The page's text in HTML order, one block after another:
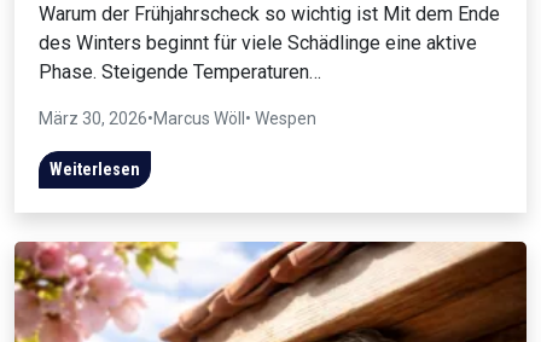
Warum der Frühjahrscheck so wichtig ist Mit dem Ende
des Winters beginnt für viele Schädlinge eine aktive
Phase. Steigende Temperaturen…
März 30, 2026•Marcus Wöll • Wespen
Weiterlesen